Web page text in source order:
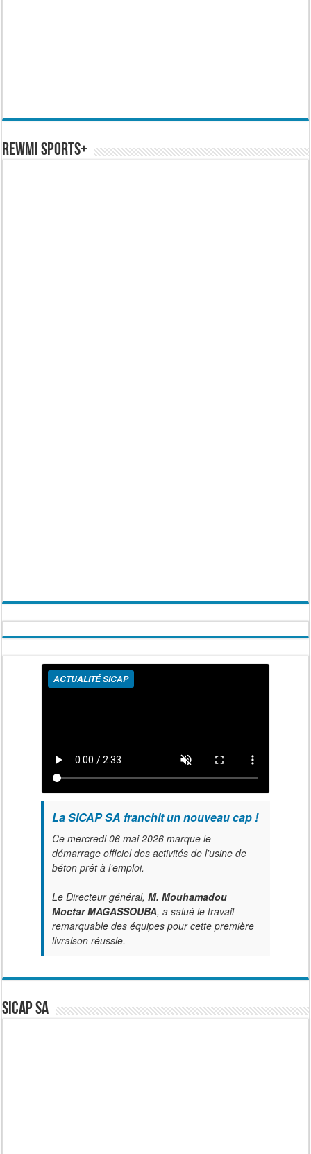
REWMI SPORTS+
ACTUALITÉ SICAP
La SICAP SA franchit un nouveau cap !
Ce mercredi 06 mai 2026 marque le
démarrage officiel des activités de l'usine de
béton prêt à l’emploi.
Le Directeur général, M. Mouhamadou
Moctar MAGASSOUBA, a salué le travail
remarquable des équipes pour cette première
livraison réussie.
SICAP SA